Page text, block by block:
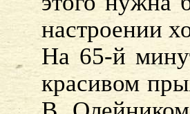
настроении
На 65-й
красивом